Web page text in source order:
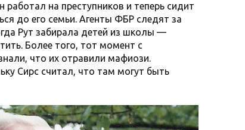
на преступников и теперь сидит
до его семьи. Агенты ФБР следят за
Рут забирала детей из школы —
Более того, тот момент с
что их отравили мафиози.
Сирс считал, что там могут быть